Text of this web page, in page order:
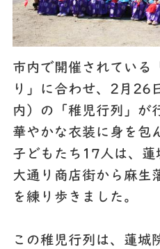
市内で開催されている
り」に合わせ、2月26
内）の「稚児行列」が
華やかな衣装に身を包
子どもたち17人は、蓮
大通り商店街から麻生
を練り歩きました。
この稚児行列は、蓮城